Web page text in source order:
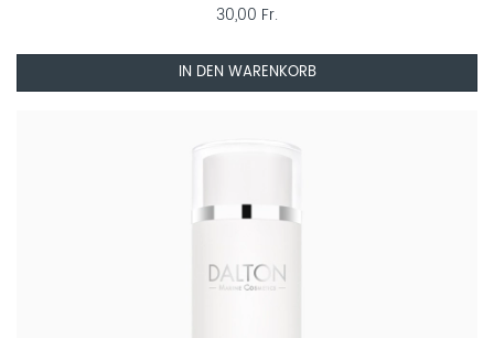
30,00 Fr.
IN DEN WARENKORB